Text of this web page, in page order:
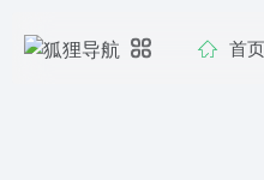
首页